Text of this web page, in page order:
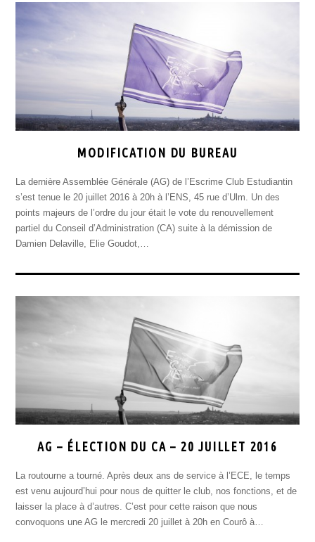
MODIFICATION DU BUREAU
La dernière Assemblée Générale (AG) de l’Escrime Club Estudiantin
s’est tenue le 20 juillet 2016 à 20h à l’ENS, 45 rue d’Ulm. Un des
points majeurs de l’ordre du jour était le vote du renouvellement
partiel du Conseil d’Administration (CA) suite à la démission de
Damien Delaville, Elie Goudot,…
AG – ÉLECTION DU CA – 20 JUILLET 2016
La routourne a tourné. Après deux ans de service à l’ECE, le temps
est venu aujourd’hui pour nous de quitter le club, nos fonctions, et de
laisser la place à d’autres. C’est pour cette raison que nous
convoquons une AG le mercredi 20 juillet à 20h en Courô à…